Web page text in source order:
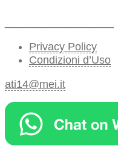
Privacy Policy
Condizioni d’Uso
ati14@mei.it